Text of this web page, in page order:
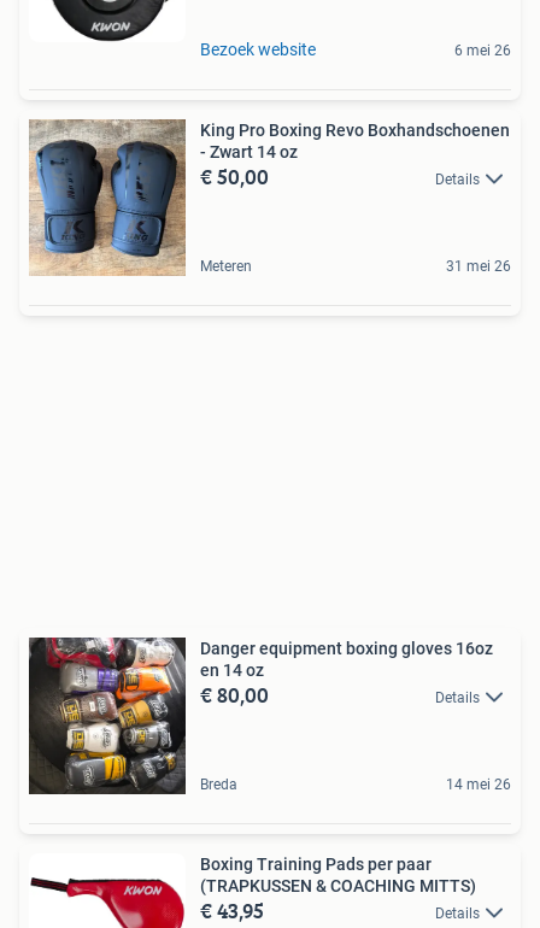
Bezoek website 6 mei 26
King Pro Boxing Revo Boxhandschoenen
- Zwart 14 oz
€ 50,00 Details
Meteren 31 mei 26
Danger equipment boxing gloves 16oz
en 14 oz
€ 80,00 Details
Breda 14 mei 26
Boxing Training Pads per paar
(TRAPKUSSEN & COACHING MITTS)
€ 43,95 Details